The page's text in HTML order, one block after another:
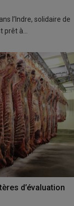
l’Indre, solidaire de
à…
d’évaluation